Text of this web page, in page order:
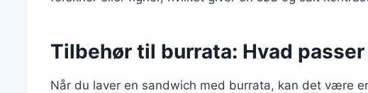
Tilbehør til burrata: Hvad
Når du laver en sandwich med burrata, kan det være